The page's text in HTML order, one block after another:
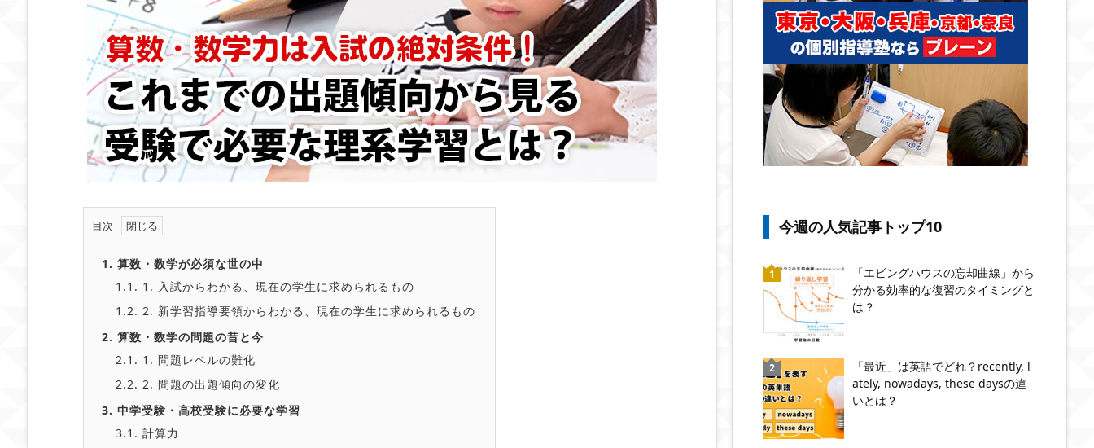
目次
1. 算数・数学が必須な世の中
1.1. 1. 入試からわかる、現在の学生に求められるもの
1.2. 2. 新学習指導要領からわかる、現在の学生に求められるもの
2. 算数・数学の問題の昔と今
2.1. 1. 問題レベルの難化
2.2. 2. 問題の出題傾向の変化
3. 中学受験・高校受験に必要な学習
3.1. 計算力
今週の人気記事トップ10
「エビングハウスの忘却曲線」から
分かる効率的な復習のタイミングと
は？
「最近」は英語でどれ？recently, l
ately, nowadays, these daysの違
いとは？